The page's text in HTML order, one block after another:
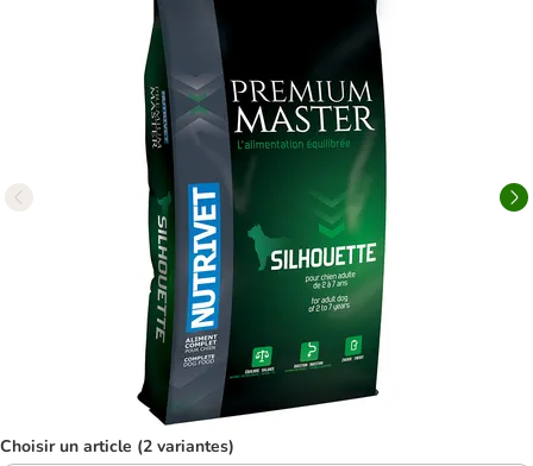
Choisir un article (2 variantes)